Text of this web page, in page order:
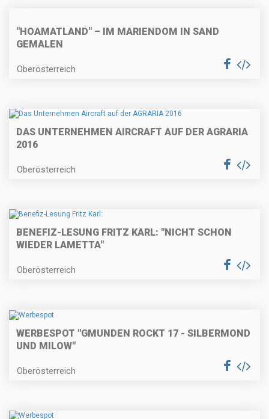
"HOAMATLAND" – IM MARIENDOM IN SAND
GEMALEN
Oberösterreich
DAS UNTERNEHMEN AIRCRAFT AUF DER AGRARIA
2016
Oberösterreich
BENEFIZ-LESUNG FRITZ KARL: "NICHT SCHON
WIEDER LAMETTA"
Oberösterreich
WERBESPOT "GMUNDEN ROCKT 17 - SILBERMOND
UND MILOW"
Oberösterreich